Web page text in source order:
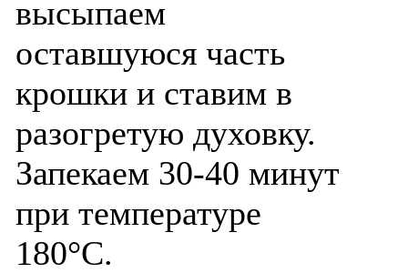
высыпаем
оставшуюся часть
крошки и ставим в
разогретую духовку.
Запекаем 30-40 минут
при температуре
180°С.